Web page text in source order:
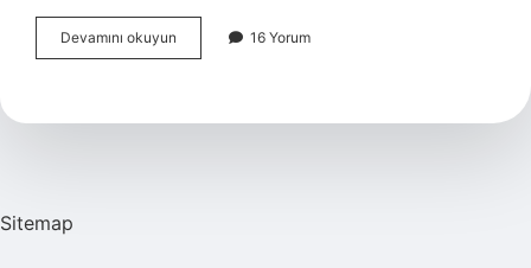
Devamını okuyun Haddeleme
ile
?
16 Yorum
Sitemap